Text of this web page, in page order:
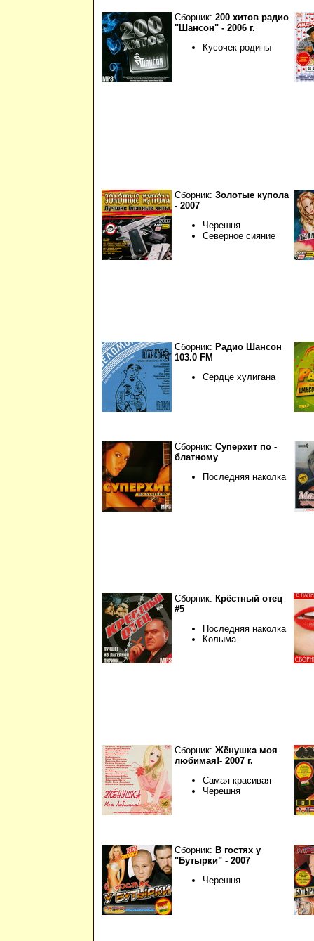
Сборник: 200 хитов радио
"Шансон" - 2006 г.
Кусочек родины
Сборник: Золотые купола
- 2007
Черешня
Северное сияние
Сборник: Радио Шансон
103.0 FM
Сердце хулигана
Сборник: Суперхит по -
блатному
Последняя наколка
Сборник: Крёстный отец
#5
Последняя наколка
Колыма
Сборник: Жёнушка моя
любимая!- 2007 г.
Самая красивая
Черешня
Сборник: В гостях у
"Бутырки" - 2007
Черешня